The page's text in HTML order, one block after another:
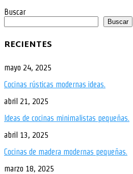
Buscar
Buscar
RECIENTES
mayo 24, 2025
Cocinas rústicas modernas ideas.
abril 21, 2025
Ideas de cocinas minimalistas pequeñas.
abril 13, 2025
Cocinas de madera modernas pequeñas.
marzo 18, 2025